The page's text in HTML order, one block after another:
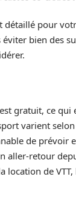
détaillé pour
éviter bien des
gratuit, ce
varient
de prévoir
aller-retour
location de